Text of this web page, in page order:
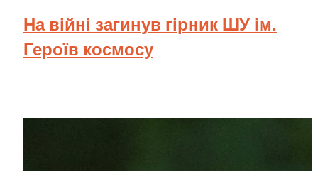
На війні загинув гірник ШУ ім.
Героїв космосу